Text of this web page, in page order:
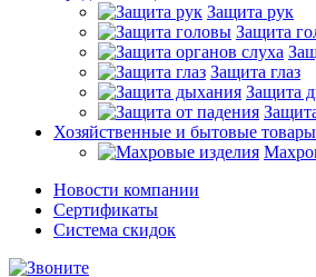
Защита рук
Защита
Защита глаз
Защита
Хозяйственные и бытовые товары
Новости компании
Cертификаты
Система скидок